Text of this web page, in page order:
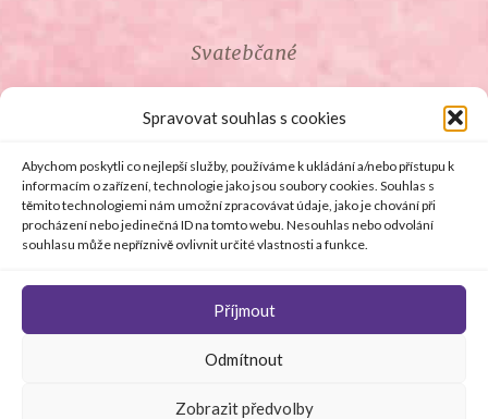
Spravovat souhlas s cookies
Abychom poskytli co nejlepší služby, používáme k ukládání a/nebo přístupu k
informacím o zařízení, technologie jako jsou soubory cookies. Souhlas s
těmito technologiemi nám umožní zpracovávat údaje, jako je chování při
procházení nebo jedinečná ID na tomto webu. Nesouhlas nebo odvolání
souhlasu může nepříznivě ovlivnit určité vlastnosti a funkce.
Příjmout
Odmítnout
Zobrazit předvolby
Svatebčané
ROZCESTNÍK PRO SVATEBČANY
SVATEBNÍ PROSLOVY
SVATEBNÍ DARY
© Copyright 2008 - 2026 svetsvateb.cz a dodavatelé obsahu
Všechna práva vyhrazena
staráSoftmedia